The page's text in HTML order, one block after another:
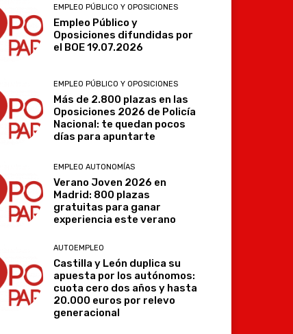
EMPLEO PÚBLICO Y OPOSICIONES
Empleo Público y
Oposiciones difundidas por
el BOE 19.07.2026
EMPLEO PÚBLICO Y OPOSICIONES
Más de 2.800 plazas en las
Oposiciones 2026 de Policía
Nacional: te quedan pocos
días para apuntarte
EMPLEO AUTONOMÍAS
Verano Joven 2026 en
Madrid: 800 plazas
gratuitas para ganar
experiencia este verano
AUTOEMPLEO
Castilla y León duplica su
apuesta por los autónomos:
cuota cero dos años y hasta
20.000 euros por relevo
generacional